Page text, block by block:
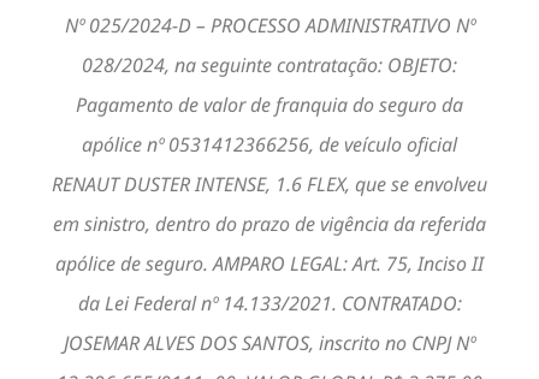
Nº 025/2024-D – PROCESSO ADMINISTRATIVO Nº
028/2024, na seguinte contratação: OBJETO:
Pagamento de valor de franquia do seguro da
apólice nº 0531412366256, de veículo oficial
RENAUT DUSTER INTENSE, 1.6 FLEX, que se envolveu
em sinistro, dentro do prazo de vigência da referida
apólice de seguro. AMPARO LEGAL: Art. 75, Inciso II
da Lei Federal nº 14.133/2021. CONTRATADO:
JOSEMAR ALVES DOS SANTOS, inscrito no CNPJ Nº